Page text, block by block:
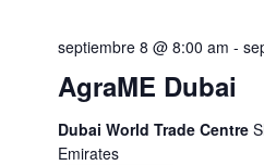
AgraME Dubai
septiembre 8 @ 8:00 am -
Dubai World Trade Centre
Emirates